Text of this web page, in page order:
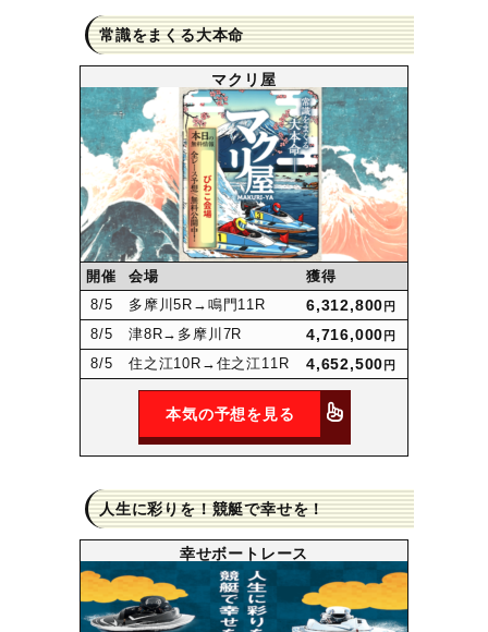
常識をまくる大本命
マクリ屋
開催 会場
獲得
8/5 多摩川5R →鳴門11R 6,312,800 円
8/5 津8R→多摩川7R 4,716,000 円
8/5 住之江10R →住之江11R 4,652,500 円
本気の予想を見る
人生に彩りを！競艇で幸せを！
幸せボートレース